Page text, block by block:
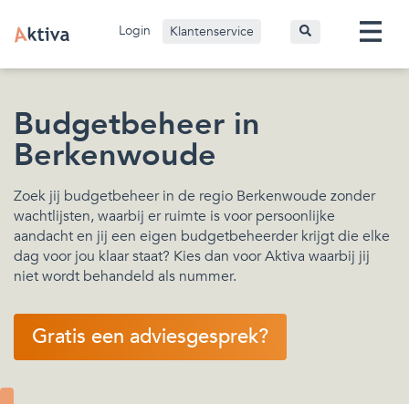
Login Klantenservice
Budgetbeheer in
Berkenwoude
Zoek jij budgetbeheer in de regio Berkenwoude zonder
wachtlijsten, waarbij er ruimte is voor persoonlijke
aandacht en jij een eigen budgetbeheerder krijgt die elke
dag voor jou klaar staat? Kies dan voor Aktiva waarbij jij
niet wordt behandeld als nummer.
Gratis een adviesgesprek?